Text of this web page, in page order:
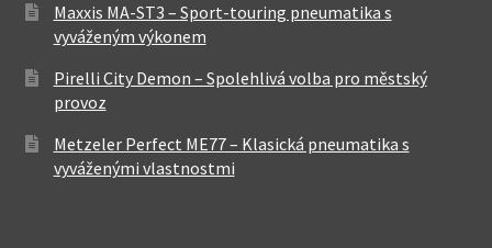
Maxxis MA-ST3 – Sport-touring pneumatika s
vyváženým výkonem
Pirelli City Demon – Spolehlivá volba pro městský
provoz
Metzeler Perfect ME77 – Klasická pneumatika s
vyváženými vlastnostmi